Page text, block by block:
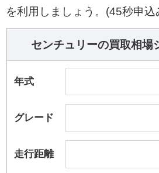
ップ。ラゲージルームセパレ
「遮音機能付クリア合わせガ
静粛性を高めている。 ボディ
っかく）プレシャスホワイト
ーをはじめ7色を設定。イン
を利用しましょう。(45秒申
センチュリーの買取相場
年式
グレード
走行距離